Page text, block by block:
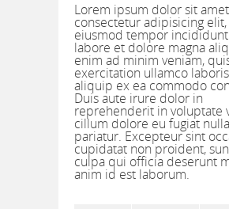
Lorem ipsum dolor sit
consectetur adipisicing
eiusmod tempor
labore et dolore magna
enim ad minim veniam,
exercitation ullamco
aliquip ex ea commodo
Duis aute irure dolor in
reprehenderit in voluptate
cillum dolore eu fugiat nulla
pariatur. Excepteur sint
cupidatat non proident,
culpa qui officia deserunt
anim id est laborum.